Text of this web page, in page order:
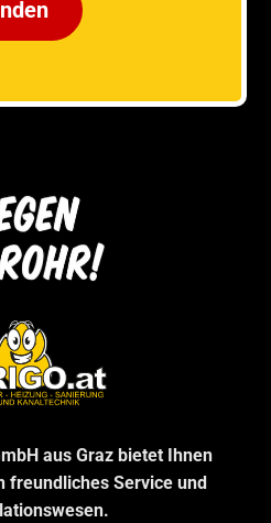
aus Graz bietet Ihnen
Service und